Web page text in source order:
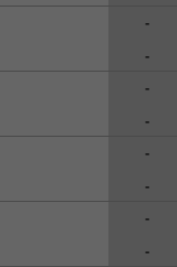
-
-
-
-
-
-
-
-